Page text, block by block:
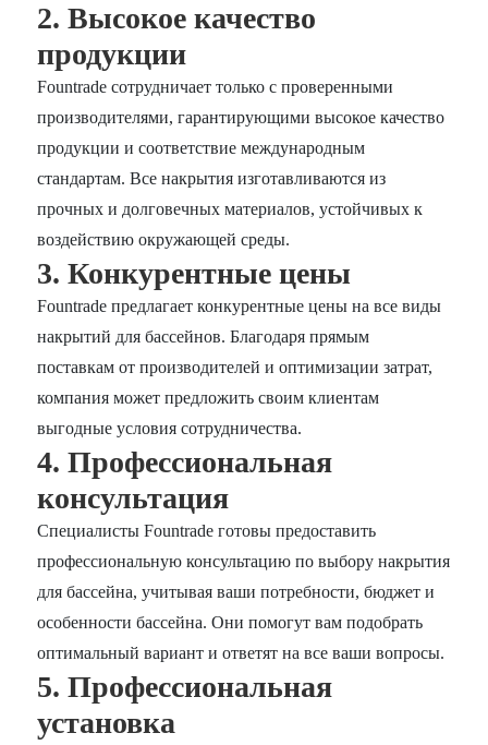
2. Высокое качество
продукции
Fountrade сотрудничает только с проверенными
производителями, гарантирующими высокое качество
продукции и соответствие международным
стандартам. Все накрытия изготавливаются из
прочных и долговечных материалов, устойчивых к
воздействию окружающей среды.
3. Конкурентные цены
Fountrade предлагает конкурентные цены на все виды
накрытий для бассейнов. Благодаря прямым
поставкам от производителей и оптимизации затрат,
компания может предложить своим клиентам
выгодные условия сотрудничества.
4. Профессиональная
консультация
Специалисты Fountrade готовы предоставить
профессиональную консультацию по выбору накрытия
для бассейна, учитывая ваши потребности, бюджет и
особенности бассейна. Они помогут вам подобрать
оптимальный вариант и ответят на все ваши вопросы.
5. Профессиональная
установка